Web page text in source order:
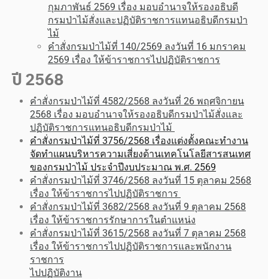
กุมภาพันธ์ 2569 เรื่อง มอบอำนาจให้รองอธิบดี
กรมป่าไม้สั่งและปฏิบัติราชการแทนอธิบดีกรมป่า
ไม้
คำสั่งกรมป่าไม้ที่ 140/2569 ลงวันที่ 16 มกราคม
2569 เรื่อง ให้ข้าราชการไปปฏิบัติราชการ
ปี 2568
คำสั่งกรมป่าไม้ที่ 4582/2568 ลงวันที่ 26 พฤศจิกายน
2568 เรื่อง มอบอำนาจให้รองอธิบดีกรมป่าไม้สั่งและ
ปฏิบัติราชการแทนอธิบดีกรมป่าไม้
คำสั่งกรมป่าไม้ที่ 3756/2568 เรื่องแต่งตั้งคณะทำงาน
จัดทำแผนบริหารความเสี่ยงด้านเทคโนโลยีสารสนเทศ
ของกรมป่าไม้ ประจำปีงบประมาณ พ.ศ. 2569
คำสั่งกรมป่าไม้ที่ 3746/2568 ลงวันที่ 15 ตุลาคม 2568
เรื่อง ให้ข้าราชการไปปฏิบัติราชการ
คำสั่งกรมป่าไม้ที่ 3682/2568 ลงวันที่ 9 ตุลาคม 2568
เรื่อง ให้ข้าราชการรักษาการในตำแหน่ง
คำสั่งกรมป่าไม้ที่ 3615/2568 ลงวันที่ 7 ตุลาคม 2568
เรื่อง ให้ข้าราชการไปปฏิบัติราชการและพนักงาน
ราชการ
ไปปฏิบัติงาน